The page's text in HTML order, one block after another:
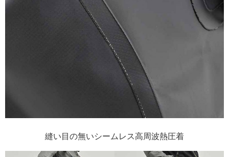
縫い目の無いシームレス高周波熱圧着